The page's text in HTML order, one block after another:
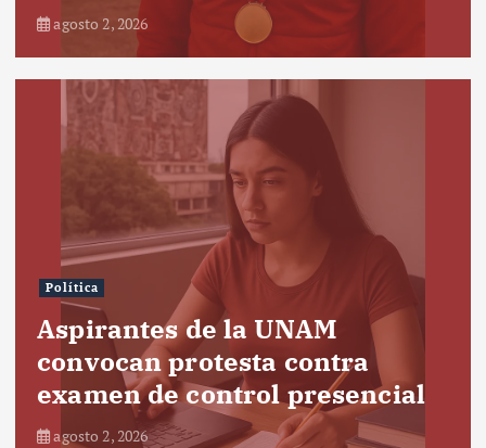
agosto 2, 2026
Política
Aspirantes de la UNAM
convocan protesta contra
examen de control presencial
agosto 2, 2026